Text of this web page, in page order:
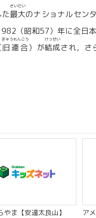
た最大
さいだい
のナショナルセン
（昭和57）年に全日本
旧連合
きゅうれんごう
）が結成
けっせい
され，さ
やま【安達太良山】 ア